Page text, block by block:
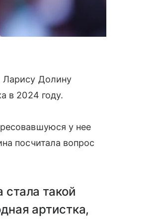
Ларису Долину
в 2024 году.
у нее
посчитала вопрос
такой
артистка,